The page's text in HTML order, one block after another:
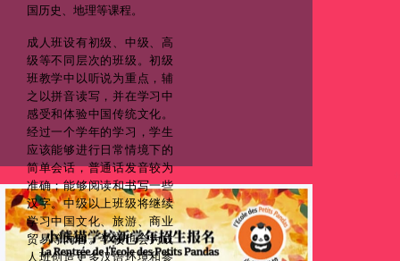
国历史、地理等课程。
成人班设有初级、中级、高
级等不同层次的班级。初级
班教学中以听说为重点，辅
之以拼音读写，并在学习中
感受和体验中国传统文化。
经过一个学年的学习，学生
应该能够进行日常情境下的
简单会话，普通话发音较为
准确；能够阅读和书写一些
汉字。中级以上班级将继续
学习中国文化、旅游、商业
贸易等内容。学校也会为成
人班创造更多汉语环境和参